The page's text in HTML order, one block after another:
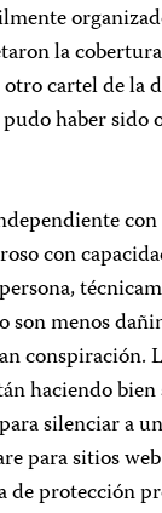
la
cartel de la
haber
con
son menos
conspiración.
haciendo
silenciar a
para sitios
protección